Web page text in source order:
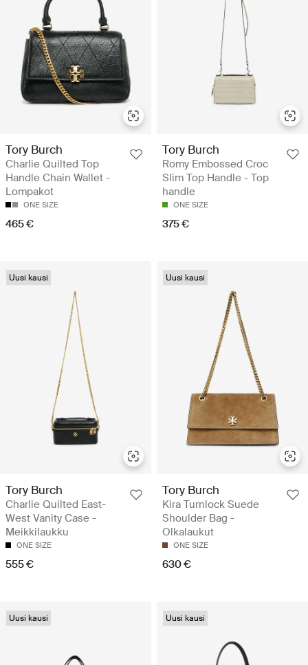
Tory Burch
Charlie Quilted Top
Handle Chain Wallet -
Lompakot
ONE SIZE
465 €
Tory Burch
Romy Embossed Croc
Slim Top Handle - Top
handle
ONE SIZE
375 €
Uusi kausi
Tory Burch
Charlie Quilted East-
West Vanity Case -
Meikkilaukku
ONE SIZE
555 €
Uusi kausi
Tory Burch
Kira Turnlock Suede
Shoulder Bag -
Olkalaukut
ONE SIZE
630 €
Uusi kausi Uusi kausi